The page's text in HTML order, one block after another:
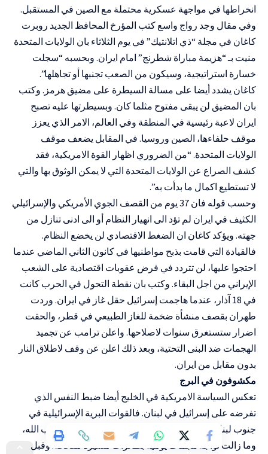
انخراطها في مواجهة عسكرية محتملة مع الصين في المستقبل.
وفي مقال وجد رواج واسع كتب المؤرخ المحافظ الجديد روبرت
كاغان في مجلة “ذي اتلانتيك” في يوم الثلاثاء بان الولايات المتحدة
منيت بـ “هزيمة مباراة شطرنج” امام ايران. وبحسبه “سجلت
خسارة استراتيجية، وسيكون من الصعب تجنبها أو تجاهلها”.
كاغان يشدد أيضا على مسالة السيطرة على مضيق هرمز. وكتب
بان المضيق لن يبقى مفتوح مثلما كان. وبسيطرتها عليه تصبح
ايران لاعبة رئيسية في المنطقة وفي العالم، الامر الذي يعزز
موقف حلفاءها، الصين وروسيا. في المقابل يضعف موقف
الولايات المتحدة. “من الضروري اظهار القوة الامريكية، فقد
كشف الصراع عن الولايات المتحدة التي لا يمكن الوثوق بها والتي
لا تستطيع اكمال ما بدأت به”.
وحسب قوله فان 37 يوم من القصف الجوي الأمريكي والإسرائيلي
الكثيف في ايران لم تؤد الى انهيار النظام أو الى ادنى تنازل من
جهته. ويؤكد كاغان ان الضغط الاقتصادي لن يخضع النظام.
فالقيادة التي قامت بذبح مواطنيها في كانون الثاني الماضي عندما
احتجوا عليها، لن تتردد في فرض عقوبات اقتصادية على الشعب
الإيراني من اجل البقاء. وكتب بان نقطة التحول في الحرب كانت
في 18 آذار، عندما هاجمت إسرائيل حقل غاز في ايران. وردت
طهران بقصف منشأة ضخمة للغاز الطبيعي في قطر، والحقت
اضرار ستستغرق سنوات لاصلاحها. واعلن ترامب عن تجميد
الهجمات ضد البنى التحتية، وبعد ذلك اعلن عن وقف لاطلاق النار
بدون مقابل من ايران.
مكشوفون في البرج
تعكس السياسة الامريكية في الخليج أيضا ضبط النفس الذي
تفرضه على إسرائيل في لبنان. فالقوات البرية الإسرائيلية في
جنوب لبنان تتخذ موقف دفاعي في المقام الأول ضد حزب الله،
وما زالت تواجه هجمات يومية بطائرات مسيرة مفخخة. وقبل